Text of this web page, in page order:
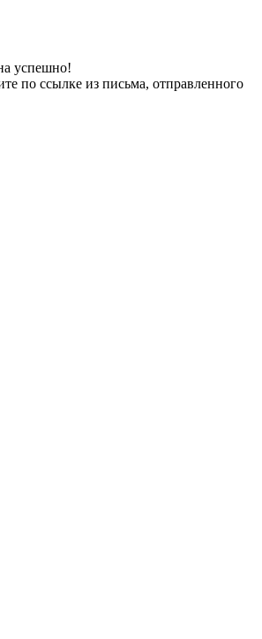
успешно!
по ссылке из письма, отправленного